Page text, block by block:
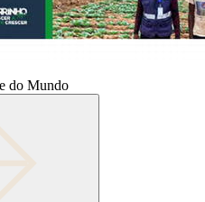
do Mundo